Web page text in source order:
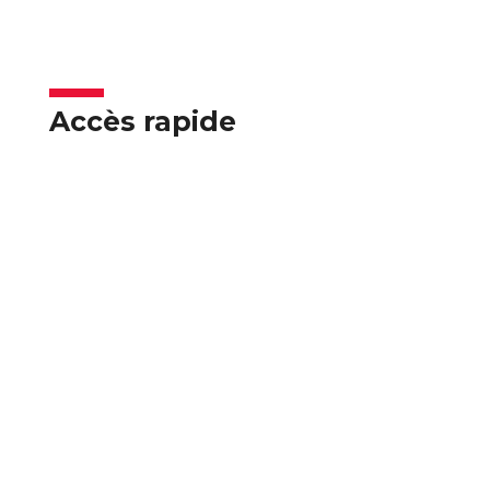
Accès rapide